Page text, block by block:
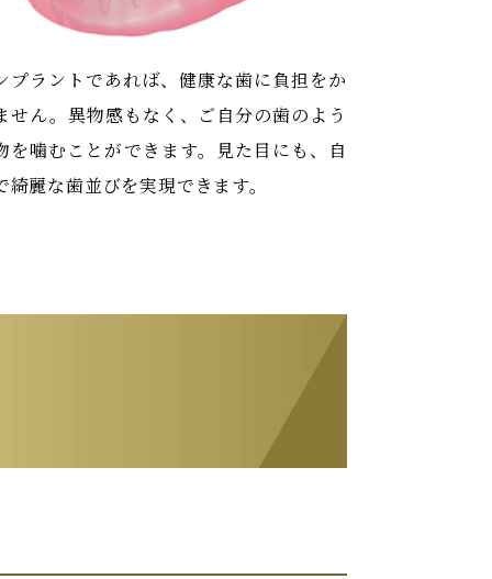
プラントであれば、健康な歯に負担をか
せん。異物感もなく、ご自分の歯のよう
を噛むことができます。見た目にも、自
綺麗な歯並びを実現できます。